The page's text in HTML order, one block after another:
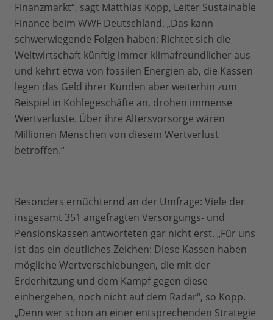
Finanzmarkt“, sagt Matthias Kopp, Leiter Sustainable
Finance beim WWF Deutschland. „Das kann
schwerwiegende Folgen haben: Richtet sich die
Weltwirtschaft künftig immer klimafreundlicher aus
und kehrt etwa von fossilen Energien ab, die Kassen
legen das Geld ihrer Kunden aber weiterhin zum
Beispiel in Kohlegeschäfte an, drohen immense
Wertverluste. Über ihre Altersvorsorge wären
Millionen Menschen von diesem Wertverlust
betroffen.“
Besonders ernüchternd an der Umfrage: Viele der
insgesamt 351 angefragten Versorgungs- und
Pensionskassen antworteten gar nicht erst. „Für uns
ist das ein deutliches Zeichen: Diese Kassen haben
mögliche Wertverschiebungen, die mit der
Erderhitzung und dem Kampf gegen diese
einhergehen, noch nicht auf dem Radar“, so Kopp.
„Denn wer schon an einer entsprechenden Strategie